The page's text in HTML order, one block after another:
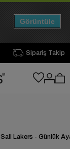
Sipariş Takip
Sail Lakers - Günlük
Görüntüle